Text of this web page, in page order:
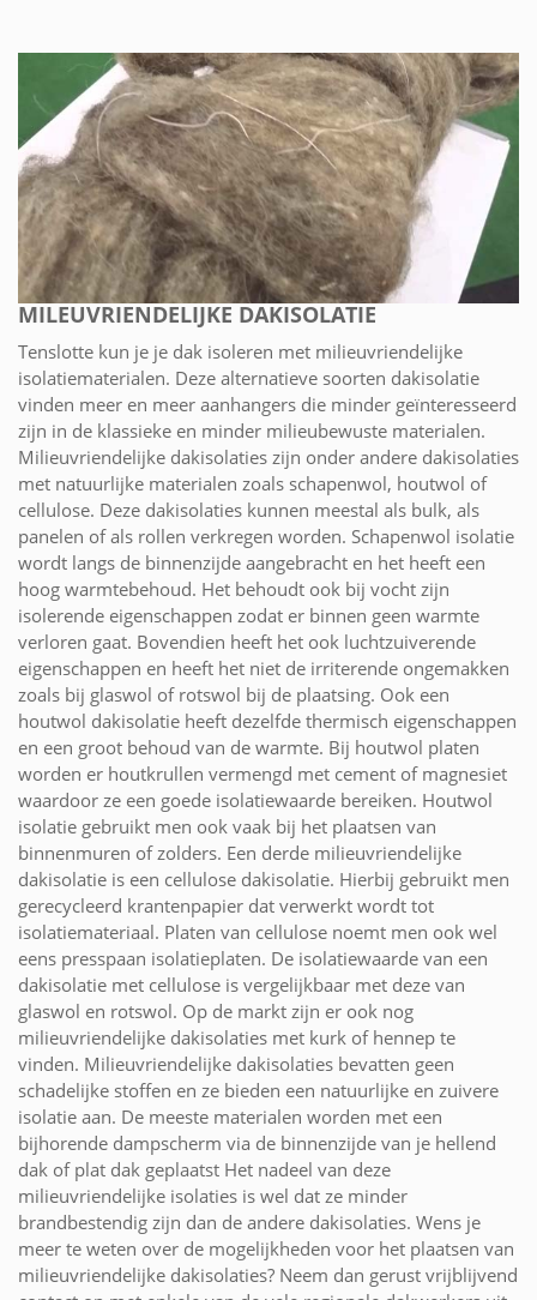
MILEUVRIENDELIJKE DAKISOLATIE
Tenslotte kun je je dak isoleren met milieuvriendelijke
isolatiematerialen. Deze alternatieve soorten dakisolatie
vinden meer en meer aanhangers die minder geïnteresseerd
zijn in de klassieke en minder milieubewuste materialen.
Milieuvriendelijke dakisolaties zijn onder andere dakisolaties
met natuurlijke materialen zoals schapenwol, houtwol of
cellulose. Deze dakisolaties kunnen meestal als bulk, als
panelen of als rollen verkregen worden. Schapenwol isolatie
wordt langs de binnenzijde aangebracht en het heeft een
hoog warmtebehoud. Het behoudt ook bij vocht zijn
isolerende eigenschappen zodat er binnen geen warmte
verloren gaat. Bovendien heeft het ook luchtzuiverende
eigenschappen en heeft het niet de irriterende ongemakken
zoals bij glaswol of rotswol bij de plaatsing. Ook een
houtwol dakisolatie heeft dezelfde thermisch eigenschappen
en een groot behoud van de warmte. Bij houtwol platen
worden er houtkrullen vermengd met cement of magnesiet
waardoor ze een goede isolatiewaarde bereiken. Houtwol
isolatie gebruikt men ook vaak bij het plaatsen van
binnenmuren of zolders. Een derde milieuvriendelijke
dakisolatie is een cellulose dakisolatie. Hierbij gebruikt men
gerecycleerd krantenpapier dat verwerkt wordt tot
isolatiemateriaal. Platen van cellulose noemt men ook wel
eens presspaan isolatieplaten. De isolatiewaarde van een
dakisolatie met cellulose is vergelijkbaar met deze van
glaswol en rotswol. Op de markt zijn er ook nog
milieuvriendelijke dakisolaties met kurk of hennep te
vinden. Milieuvriendelijke dakisolaties bevatten geen
schadelijke stoffen en ze bieden een natuurlijke en zuivere
isolatie aan. De meeste materialen worden met een
bijhorende dampscherm via de binnenzijde van je hellend
dak of plat dak geplaatst Het nadeel van deze
milieuvriendelijke isolaties is wel dat ze minder
brandbestendig zijn dan de andere dakisolaties. Wens je
meer te weten over de mogelijkheden voor het plaatsen van
milieuvriendelijke dakisolaties? Neem dan gerust vrijblijvend